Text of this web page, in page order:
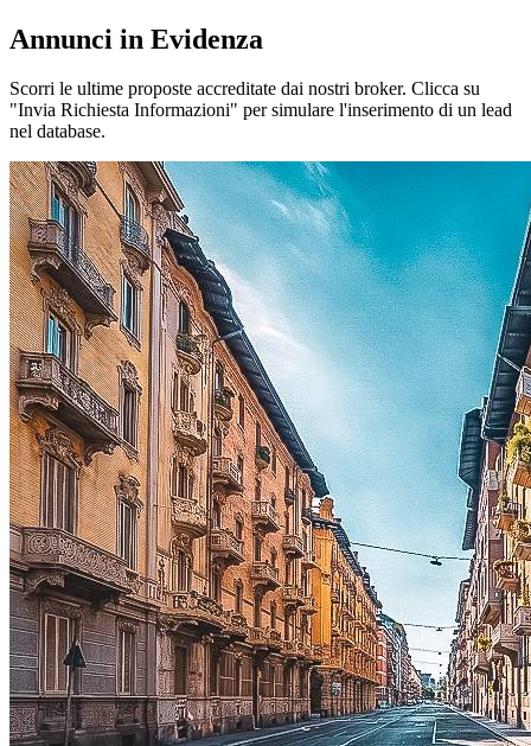
Annunci in Evidenza
Scorri le ultime proposte accreditate dai nostri broker. Clicca su
"Invia Richiesta Informazioni" per simulare l'inserimento di un lead
nel database.